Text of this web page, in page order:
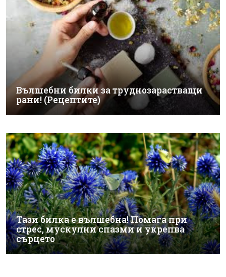
Вълшебни билки за труднозарастващи
рани! (Рецептите)
Тази билка е вълшебна! Помага при
стрес, мускулни спазми и укрепва
сърцето